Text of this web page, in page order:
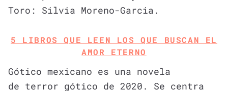
Toro: Silvia Moreno-Garcia.
5 LIBROS QUE LEEN LOS QUE BUSCAN EL
AMOR ETERNO
Gótico mexicano es una novela
de terror gótico de 2020. Se centra